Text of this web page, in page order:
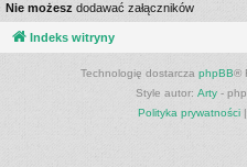
Nie możesz dodawać załączników
Indeks witryny
Technologię dostarcza phpBB®
Style autor: Arty -
Polityka prywatności|